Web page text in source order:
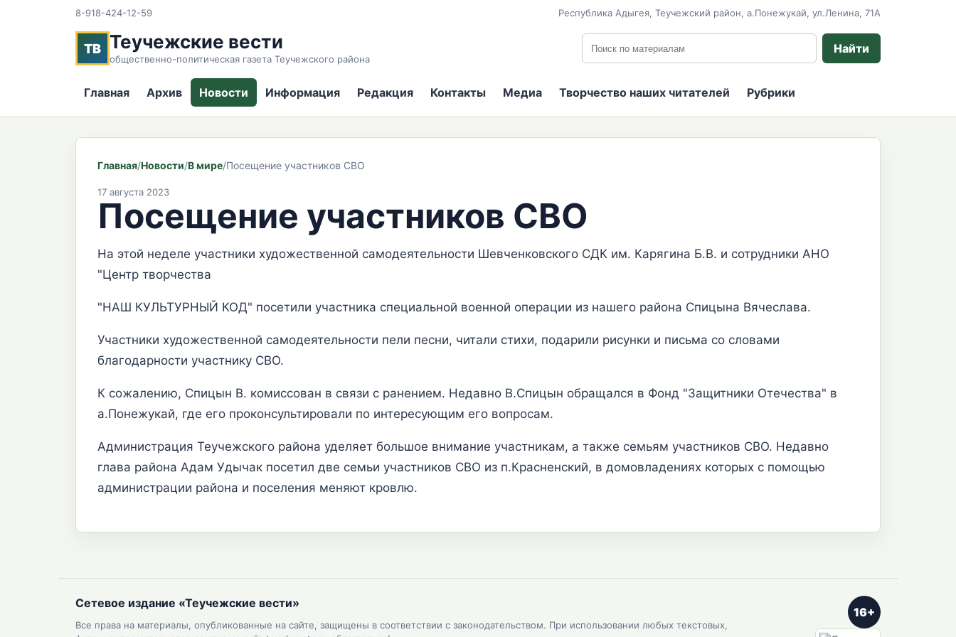
8-918-424-12-59 Республика Адыгея, Теучежский район, а.Понежукай, ул.Ленина, 71А
ТВ Теучежские вести
общественно-политическая газета Теучежского района
Поиск по сайту
Найти
Главная Архив Новости Информация Редакция Контакты Медиа Творчество наших читателей Рубрики
Главная/Новости/В мире/Посещение участников СВО
17 августа 2023
Посещение участников СВО
На этой неделе участники художественной самодеятельности Шевченковского СДК им. Карягина Б.В. и сотрудники АНО
"Центр творчества
"НАШ КУЛЬТУРНЫЙ КОД" посетили участника специальной военной операции из нашего района Спицына Вячеслава.
Участники художественной самодеятельности пели песни, читали стихи, подарили рисунки и письма со словами
благодарности участнику СВО.
К сожалению, Спицын В. комиссован в связи с ранением. Недавно В.Спицын обращался в Фонд "Защитники Отечества" в
а.Понежукай, где его проконсультировали по интересующим его вопросам.
Администрация Теучежского района уделяет большое внимание участникам, а также семьям участников СВО. Недавно
глава района Адам Удычак посетил две семьи участников СВО из п.Красненский, в домовладениях которых с помощью
администрации района и поселения меняют кровлю.
Сетевое издание «Теучежские вести»
Все права на материалы, опубликованные на сайте, защищены в соответствии с законодательством. При использовании любых текстовых,
16+